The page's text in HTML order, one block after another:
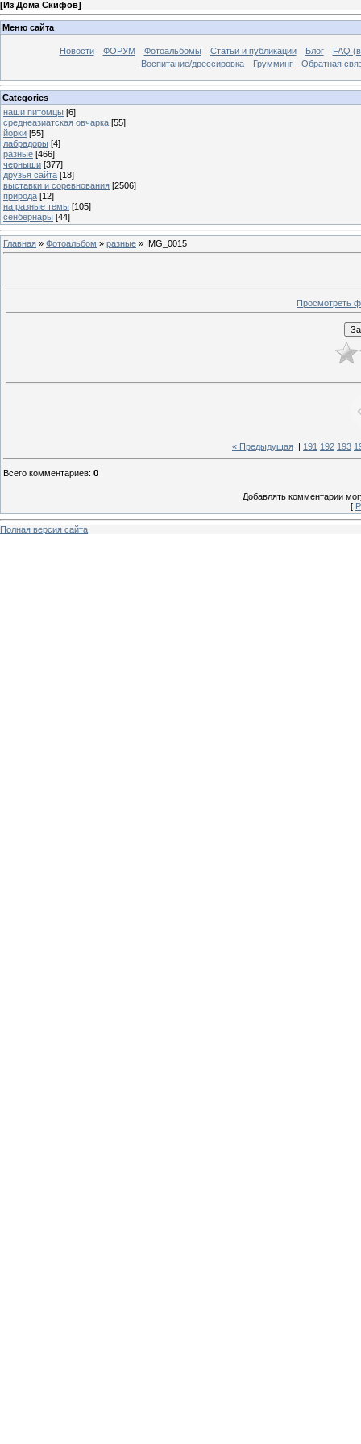
[Из Дома Скифов]
Меню сайта
Новости ФОРУМ Фотоальбомы Статьи и публикации Блог
FAQ
Воспитание/дрессировка
Грумминг Обратная
Categories
наши питомцы [6]
среднеазиатская овчарка [55]
йорки [55]
лабрадоры [4]
разные [466]
черныши [377]
друзья сайта [18]
выставки и соревнования [2506]
природа [12]
на разные темы [105]
сенбернары [44]
Главная » Фотоальбом » разные » IMG_0015
Просмотреть
« Предыдущая | 191 192 193
Всего комментариев: 0
Добавлять комментарии
[
Полная версия сайта